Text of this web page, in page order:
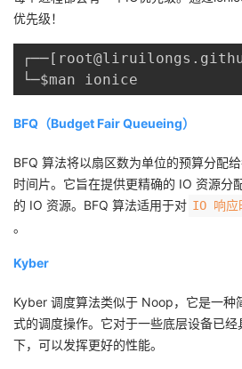
优先级！
┌──[ root@liruilongs .
BFQ（Budget Fair Queueing）
BFQ 算法将以扇区数为单位的预算分配
时间片。它旨在提供更精确的 IO 资源分
的 IO 资源。BFQ 算法适用于对 IO 响应
。
Kyber
Kyber 调度算法类似于 Noop，它是一种
式的调度操作。它对于一些底层设备已
下，可以发挥更好的性能。